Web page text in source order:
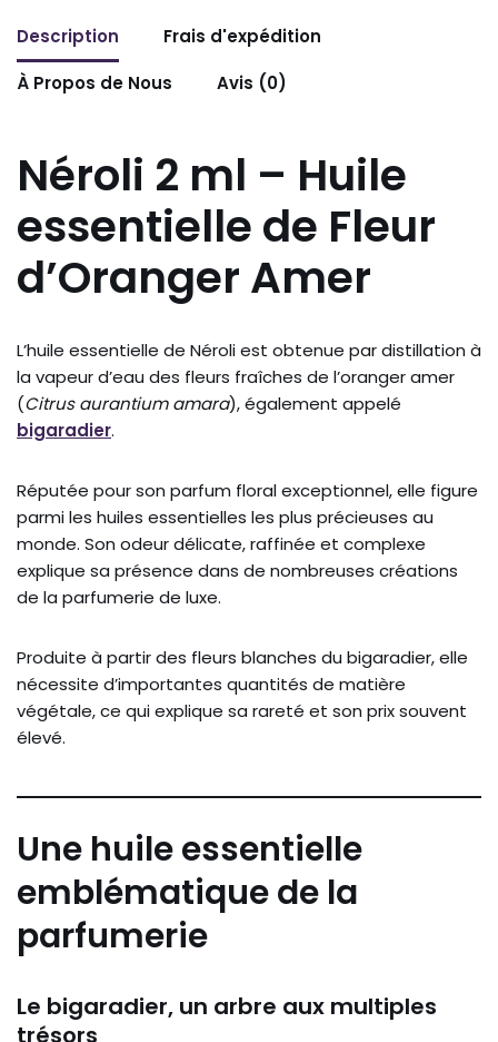
Description
Frais d'expédition
À Propos de Nous
Avis (0)
Néroli 2 ml – Huile
essentielle de Fleur
d’Oranger Amer
L’huile essentielle de Néroli est obtenue par distillation à
la vapeur d’eau des fleurs fraîches de l’oranger amer
(Citrus aurantium amara), également appelé
bigaradier.
Réputée pour son parfum floral exceptionnel, elle figure
parmi les huiles essentielles les plus précieuses au
monde. Son odeur délicate, raffinée et complexe
explique sa présence dans de nombreuses créations
de la parfumerie de luxe.
Produite à partir des fleurs blanches du bigaradier, elle
nécessite d’importantes quantités de matière
végétale, ce qui explique sa rareté et son prix souvent
élevé.
Une huile essentielle
emblématique de la
parfumerie
Le bigaradier, un arbre aux multiples
trésors